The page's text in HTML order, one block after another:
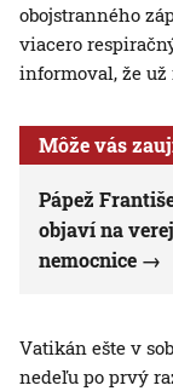
obojstranného
viacero
informoval, že
Môže vás
Pápež
objaví na
nemocnice
Vatikán ešte v
nedeľu po prvý